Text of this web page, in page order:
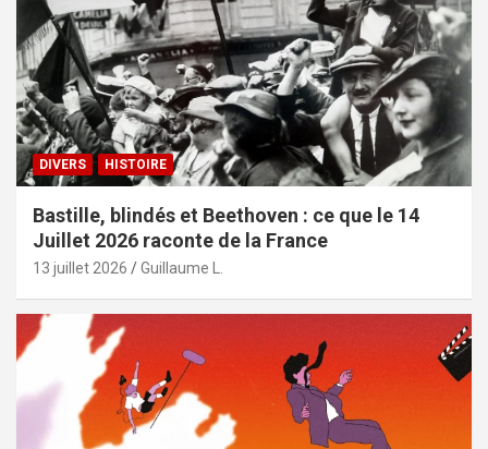
DIVERS HISTOIRE
Bastille, blindés et Beethoven : ce que le 14
Juillet 2026 raconte de la France
13 juillet 2026 Guillaume L.